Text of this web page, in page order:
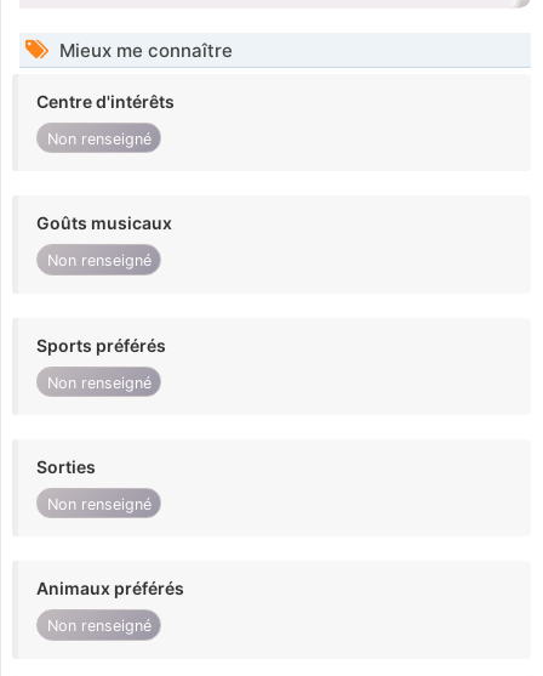
Mieux me connaître
Centre d'intérêts
Non renseigné
Goûts musicaux
Non renseigné
Sports préférés
Non renseigné
Sorties
Non renseigné
Animaux préférés
Non renseigné